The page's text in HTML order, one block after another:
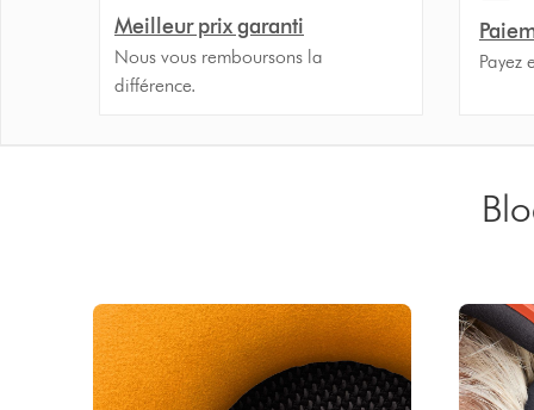
Meilleur prix garanti
Nous vous remboursons la
différence.
Payez